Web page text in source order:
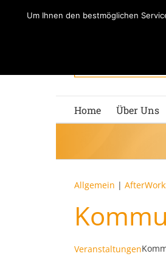
Home Über Uns
Allgemein |
Veranstaltungen
Um Ihnen den bestmöglichen